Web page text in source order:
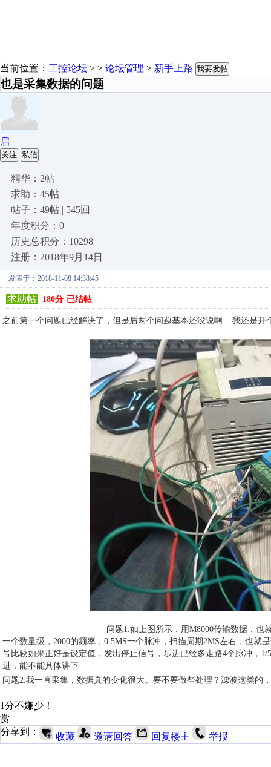
当前位置： 工控论坛 > > 论坛管理 > 新手上路 我要发帖
也是采集数据的问题
启
关注 私信
精华：2帖
求助：45帖
帖子：49帖 | 545回
年度积分：0
历史总积分：10298
注册：2018年9月14日
发表于：2018-11-08 14:38:45
求助帖 180分-已结帖
之前第一个问题已经解决了，但是后两个问题基本还没说啊....我还是开
问题1.如上图所示，用M8000传输数据，也就是相当
一个数量级，2000的频率，0.5MS一个脉冲，扫描周期2MS左右，也
号比较如果正好是设定值，发出停止信号，步进已经多走路4个脉冲，
进，能不能具体讲下
问题2.我一直采集，数据真的变化很大。要不要做些处理？滤波这类的
1分不嫌少！
赏
分享到：
收藏 邀请回答 回复楼主 举报